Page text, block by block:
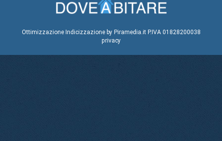
Ottimizzazione Indicizzazione by Piramedia.itP.IVA 01828200038
privacy